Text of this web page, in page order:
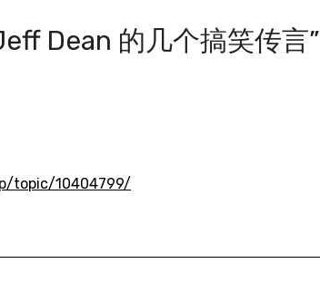
Dean 的几个搞笑传言”
topic/10404799/